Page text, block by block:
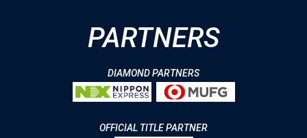
PARTNERS
DIAMOND PARTNERS
OFFICIAL TITLE PARTNER